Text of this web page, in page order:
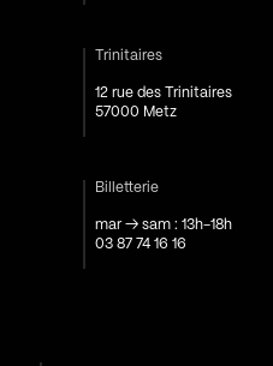
Trinitaires
12 rue des Trinitaires
57000 Metz
Billetterie
mar → sam : 13h-18h
03 87 74 16 16